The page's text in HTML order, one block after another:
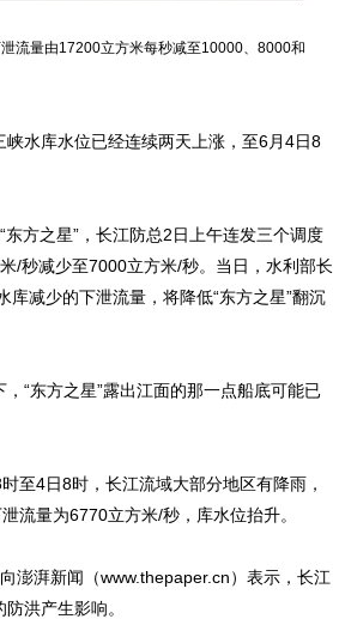
流量由17200立方米每秒减至10000、8000和
水库水位已经连续两天上涨，至6月4日8
方之星”，长江防总2日上午连发三个调度
/秒减少至7000立方米/秒。当日，水利部长
减少的下泄流量，将降低“东方之星”翻沉
东方之星”露出江面的那一点船底可能已
4日8时，长江流域大部分地区有降雨，
流量为6770立方米/秒，库水位抬升。
湃新闻（www.thepaper.cn）表示，长江
洪产生影响。